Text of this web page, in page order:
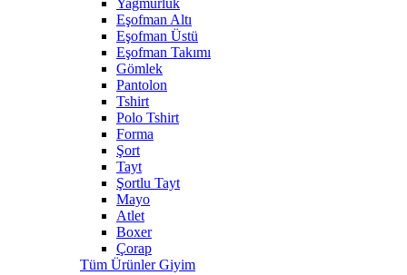
Yağmurluk
Eşofman Altı
Eşofman Üstü
Eşofman Takımı
Gömlek
Pantolon
Tshirt
Polo Tshirt
Forma
Şort
Tayt
Şortlu Tayt
Mayo
Atlet
Boxer
Çorap
Tüm Ürünler Giyim